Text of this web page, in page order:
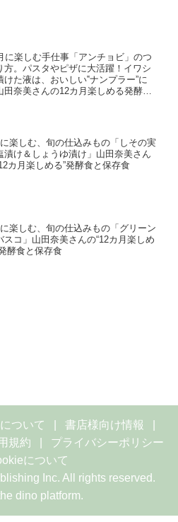
に楽しむ手仕事「アンチョビ」のつ
方。パスタやピザに大活躍！イワシ
けた液は、おいしい‟ナンプラー”に
田奈美さんの12カ月楽しめる発酵食
楽しむ、旬の仕込みもの「しその実
漬け＆しょうゆ漬け」山田奈美さん
カ月楽しめる”発酵食と保存食
楽しむ、旬の仕込みもの「グリーン
スコ」山田奈美さんの“12カ月楽しめ
酵食と保存食
ついて
書店様向け情報
規約
プライバシーポリシー
について
Inc. All rights reserved.
dino platform.